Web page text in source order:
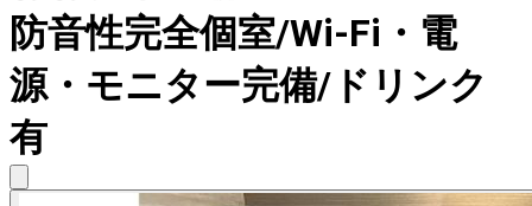
防音性完全個室/Wi-Fi・電
源・モニター完備/ドリンク
有